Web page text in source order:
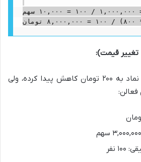
سرانه خرید حجمی = ۱,۰۰۰,۰۰۰ / ۱۰۰ = ۱۰,۰۰۰ سهم
تغییر قیمت):
یک ماه بعد، قیمت این نماد به ۲۰۰ تومان کاهش پیدا کرده، ولی
نفر